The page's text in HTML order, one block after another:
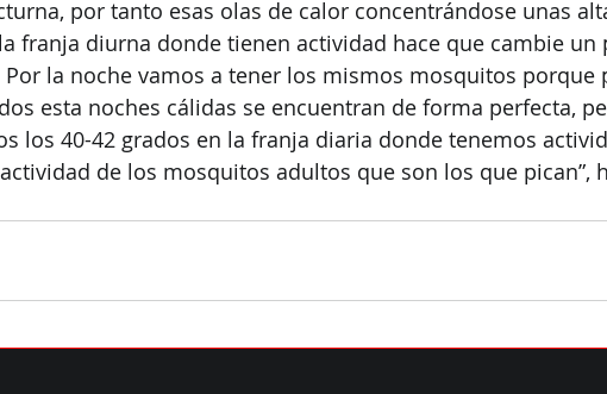
por tanto esas olas de calor concentrándose unas
franja diurna donde tienen actividad hace que cambie un
la noche vamos a tener los mismos mosquitos porque
esta noches cálidas se encuentran de forma perfecta,
los 40-42 grados en la franja diaria donde tenemos
de los mosquitos adultos que son los que pican”,